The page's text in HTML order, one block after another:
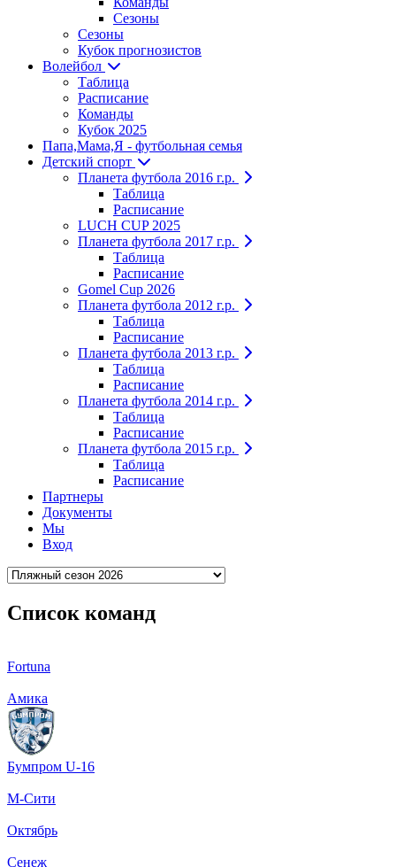
Сезоны
Сезоны
Кубок прогнозистов
Волейбол
Таблица
Расписание
Команды
Кубок 2025
Папа,Мама,Я - футбольная семья
Детский спорт
Планета футбола 2016 г.р.
Таблица
Расписание
LUCH CUP 2025
Планета футбола 2017 г.р.
Таблица
Расписание
Gomel Cup 2026
Планета футбола 2012 г.р.
Таблица
Расписание
Планета футбола 2013 г.р.
Таблица
Расписание
Планета футбола 2014 г.р.
Таблица
Расписание
Планета футбола 2015 г.р.
Таблица
Расписание
Партнеры
Документы
Мы
Вход
Список команд
Fortuna
Амика
Бумпром U-16
М-Сити
Октябрь
Сенеж